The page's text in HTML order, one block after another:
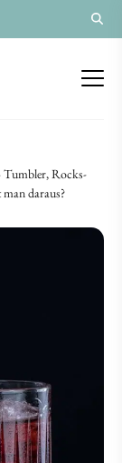
Tumbler, Rocks-
daraus?